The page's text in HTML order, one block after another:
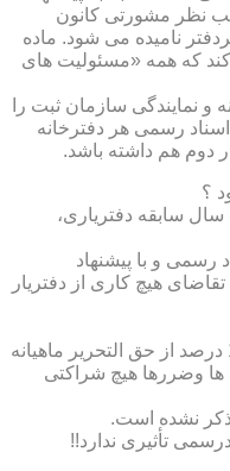
نظر مشورتی کانون
نامیده می شود. ماده
کند که همه «مسئولیت های
و نمایندگی سازمان ثبت را
۳ قانون دفاتر اسناد رسمی هر دفترخانه
دوم هم داشته باشد.
؟
سال سابقه دفتریاری،
رسمی و با پیشنهاد
هیچ کاری از دفتریار
دفتریار فقط در درآمد شریک است (15 درصد از حق التحریر ماهیانه
ها وضررها هیچ شراکتی
ذکر نشده است.
تأثیری ندارد!!